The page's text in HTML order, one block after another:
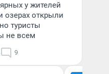
у жителей
озерах открыли
туристы
не всем
9